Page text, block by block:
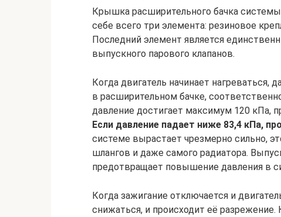
Крышка расширительного бачка
себе всего три элемента: резиновое
Последний элемент является
выпускного парового клапанов.
Когда двигатель начинает
в расширительном бачке,
давление достигает максимум 120 кПа,
Если давление падает ниже 83,4 кПа,
системе вырастает чрезмерно сильно,
шлангов и даже самого радиатора.
предотвращает повышение давления в
Когда зажигание отключается и
снижаться, и происходит её